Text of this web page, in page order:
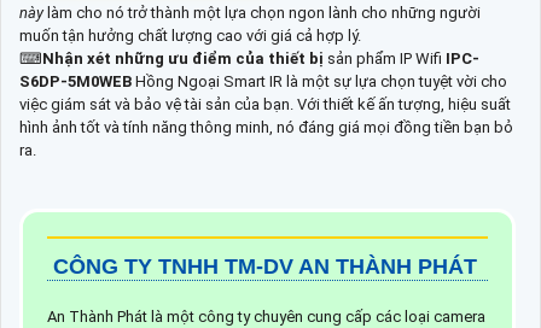
nàylàm cho nó trở thành một lựa chọn ngon lành cho những người
muốn tận hưởng chất lượng cao với giá cả hợp lý.
⌨Nhận xét những ưu điểm của thiết bị sản phẩm IP Wifi IPC-
S6DP-5M0WEB Hồng Ngoại Smart IR là một sự lựa chọn tuyệt vời cho
việc giám sát và bảo vệ tài sản của bạn. Với thiết kế ấn tượng, hiệu suất
hình ảnh tốt và tính năng thông minh, nó đáng giá mọi đồng tiền bạn bỏ
ra.
CÔNG TY TNHH TM-DV AN THÀNH PHÁT
An Thành Phát là một công ty chuyên cung cấp các loại camera